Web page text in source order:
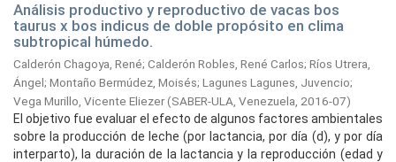
Análisis productivo y reproductivo de vacas bos
taurus x bos indicus de doble propósito en clima
subtropical húmedo.
Calderón Chagoya, René; Calderón Robles, René Carlos; Ríos Utrera,
Ángel; Montaño Bermúdez, Moisés; Lagunes Lagunes, Juvencio;
Vega Murillo, Vicente Eliezer(SABER-ULA, Venezuela, 2016-07)
El objetivo fue evaluar el efecto de algunos factores ambientales
sobre la producción de leche (por lactancia, por día (d), y por día
interparto), la duración de la lactancia y la reproducción (edad y